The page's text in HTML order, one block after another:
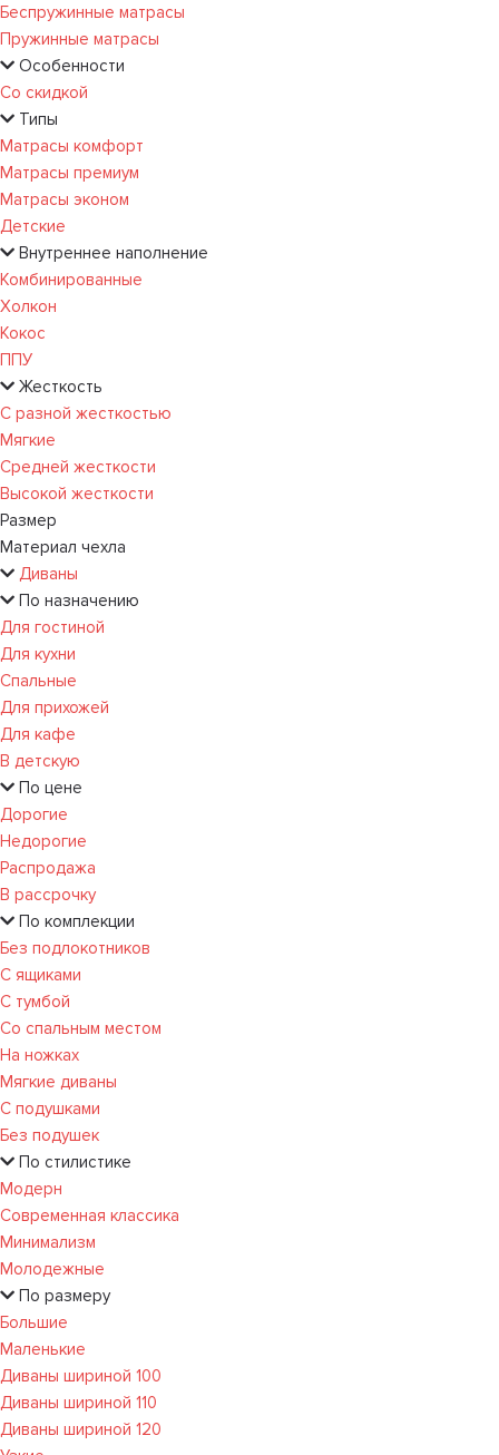
Беспружинные матрасы
Пружинные матрасы
Особенности
Со скидкой
Типы
Матрасы комфорт
Матрасы премиум
Матрасы эконом
Детские
Внутреннее наполнение
Комбинированные
Холкон
Кокос
ППУ
Жесткость
С разной жесткостью
Мягкие
Средней жесткости
Высокой жесткости
Размер
Материал чехла
Диваны
По назначению
Для гостиной
Для кухни
Спальные
Для прихожей
Для кафе
В детскую
По цене
Дорогие
Недорогие
Распродажа
В рассрочку
По комплекции
Без подлокотников
С ящиками
С тумбой
Со спальным местом
На ножках
Мягкие диваны
С подушками
Без подушек
По стилистике
Модерн
Современная классика
Минимализм
Молодежные
По размеру
Большие
Маленькие
Диваны шириной 100
Диваны шириной 110
Диваны шириной 120